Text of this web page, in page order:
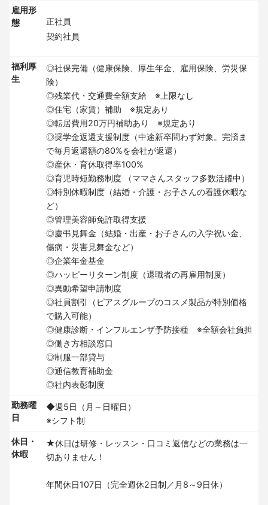
雇用形
態
正社員
契約社員
福利厚
生
◎社保完備（健康保険、厚生年金、雇用保険、労災保
険）
◎残業代・交通費全額支給 ※上限なし
◎住宅（家賃）補助 ※規定あり
◎転居費用20万円補助あり ※規定あり
◎奨学金返還支援制度（中途新卒問わず対象。完済ま
で毎月返還額の80%を会社が返還）
◎産休・育休取得率100%
◎育児時短勤務制度 （ママさんスタッフ多数活躍中）
◎特別休暇制度（結婚・介護・お子さんの看護休暇な
ど）
◎管理美容師免許取得支援
◎慶弔見舞金（結婚・出産・お子さんの入学祝い金、
傷病・災害見舞金など）
◎企業年金基金
◎ハッピーリターン制度（退職者の再雇用制度）
◎異動希望申請制度
◎社員割引（ピアスグループのコスメ製品が特別価格
で購入可能）
◎健康診断・インフルエンザ予防接種 ※全額会社負担
◎働き方相談窓口
◎制服一部貸与
◎通信教育補助金
◎社内表彰制度
勤務曜
日
◆週5日（月～日曜日）
※シフト制
休日・
休暇
★休日は研修・レッスン・口コミ返信などの業務は一
切ありません！
年間休日107日（完全週休2日制／月8～9日休）